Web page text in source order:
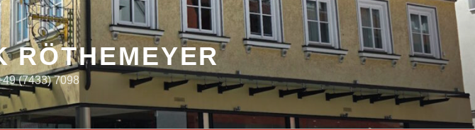
RÖTHEMEYER
(7433) 7098